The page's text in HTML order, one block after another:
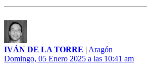
IVÁN DE LA TORRE | Aragón
Domingo, 05 Enero 2025 a las 10:41 am